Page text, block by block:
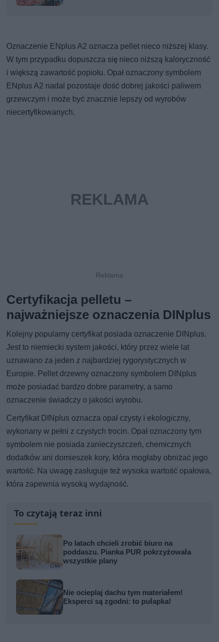
Oznaczenie ENplus A2 oznacza pellet nieco niższej klasy.
W tym przypadku dopuszcza się nieco niższą kaloryczność
i większą zawartość popiołu. Opał oznaczony symbolem
ENplus A2 nadal pozostaje dość dobrej jakości paliwem
grzewczym i może być znacznie lepszy od wyrobów
niecertyfikowanych.
Certyfikacja pelletu –
najważniejsze oznaczenia DINplus
Kolejny popularny certyfikat posiada oznaczenie DINplus.
Jest to niemiecki system jakości, który przez wiele lat
uznawano za jeden z najbardziej rygorystycznych w
Europie. Pellet drzewny oznaczony symbolem DINplus
może posiadać bardzo dobre parametry, a samo
oznaczenie świadczy o jakości wyrobu.
Certyfikat DINplus oznacza opał czysty i ekologiczny,
wykonany w pełni z czystych trocin. Opał oznaczony tym
symbolem nie posiada zanieczyszczeń, chemicznych
dodatków ani domieszek kory, która mogłaby obniżać jego
wartość. Na uwagę zasługuje też wysoka wartość opałowa,
która zapewnia wysoką wydajność.
To czytają teraz inni
Po latach chcieli zrobić biuro na
poddaszu. Pianka PUR pokrzyżowała
wszystkie plany
Nie ocieplaj dachu tym materiałem!
Eksperci są zgodni: to pułapka!